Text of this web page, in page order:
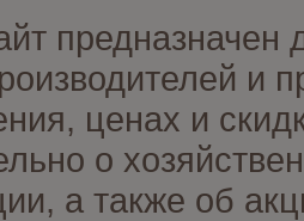
предназначен
и
ценах и
о
а также об